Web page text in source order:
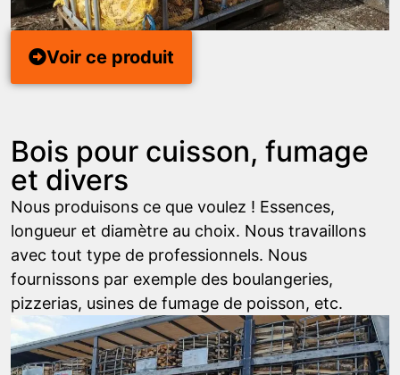
Voir ce produit
Bois pour cuisson, fumage
et divers
Nous produisons ce que voulez ! Essences,
longueur et diamètre au choix. Nous travaillons
avec tout type de professionnels. Nous
fournissons par exemple des boulangeries,
pizzerias, usines de fumage de poisson, etc.